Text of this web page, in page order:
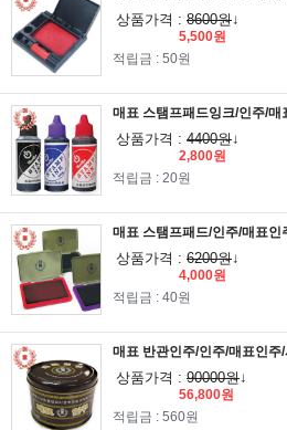
상품가격 : 8600원↓
5,500원
적립금 : 50원
상품가격 : 4400원↓
2,800원
적립금 : 20원
상품가격 : 6200원↓
4,000원
적립금 : 40원
상품가격 : 90000원↓
56,800원
적립금 : 560원